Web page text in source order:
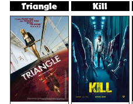
Triangle Kill